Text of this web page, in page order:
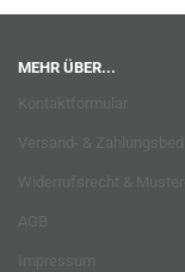
MEHR ÜBER...